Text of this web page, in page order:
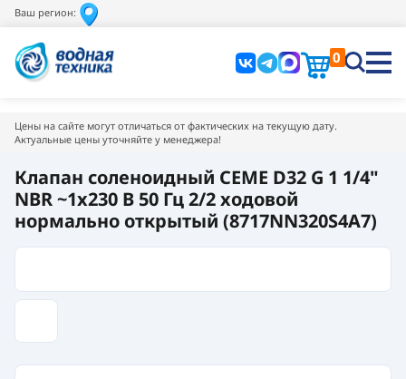
Ваш регион:
0
Цены на сайте могут отличаться от фактических на текущую дату.
Актуальные цены уточняйте у менеджера!
Клапан соленоидный CEME D32 G 1 1/4"
NBR ~1x230 В 50 Гц 2/2 ходовой
нормально открытый (8717NN320S4A7)